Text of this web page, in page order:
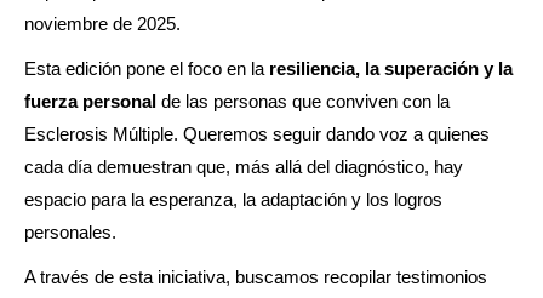
noviembre de 2025.
Esta edición pone el foco en la resiliencia, la superación y la
fuerza personal de las personas que conviven con la
Esclerosis Múltiple. Queremos seguir dando voz a quienes
cada día demuestran que, más allá del diagnóstico, hay
espacio para la esperanza, la adaptación y los logros
personales.
A través de esta iniciativa, buscamos recopilar testimonios